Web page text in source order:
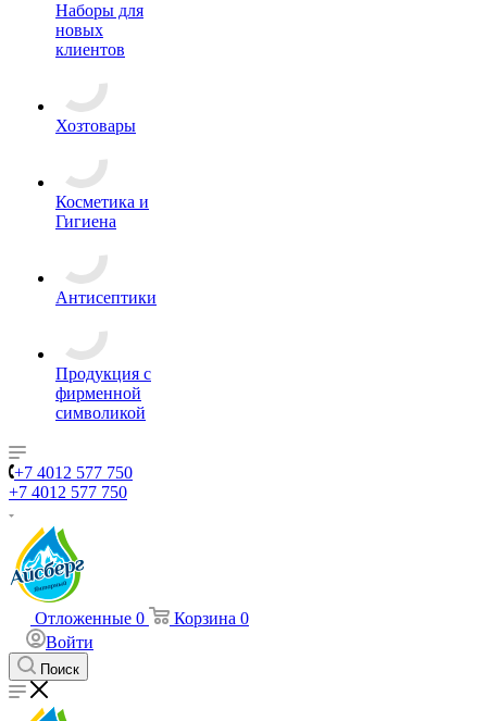
Наборы для
новых
клиентов
Хозтовары
Косметика и
Гигиена
Антисептики
Продукция с
фирменной
символикой
+7 4012 577 750
+7 4012 577 750
Отложенные 0 Корзина 0
Войти
Поиск